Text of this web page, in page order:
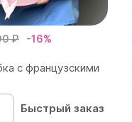
₽ -16%
с французскими
Быстрый заказ